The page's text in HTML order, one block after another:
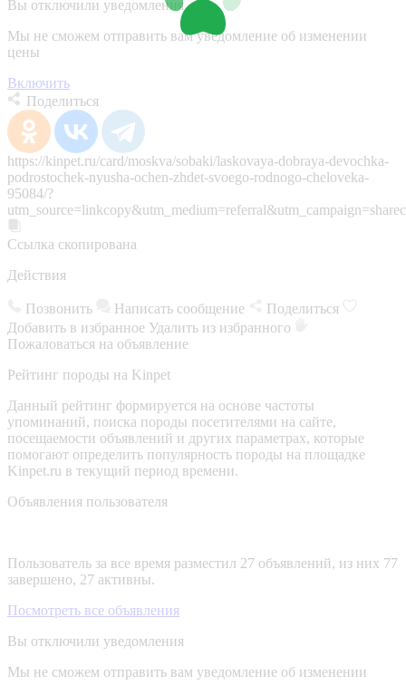
Вы отключили уведомления
Мы не сможем отправить вам уведомление об изменении
цены
Включить
Поделиться
https://kinpet.ru/card/moskva/sobaki/laskovaya-dobraya-devochka-
podrostochek-nyusha-ochen-zhdet-svoego-rodnogo-cheloveka-
95084/?
Ссылка скопирована
Действия
Позвонить Написать сообщение
Поделиться
Добавить в избранное Удалить из избранного
Пожаловаться на объявление
Рейтинг породы на Kinpet
Данный рейтинг формируется на основе частоты
упоминаний, поиска породы посетителями на сайте,
посещаемости объявлений и других параметрах, которые
помогают определить популярность породы на площадке
Kinpet.ru в текущий период времени.
Объявления пользователя
Пользователь за все время разместил 27 объявлений, из них 77
завершено, 27 активны.
Посмотреть все объявления
Вы отключили уведомления
Мы не сможем отправить вам уведомление об изменении